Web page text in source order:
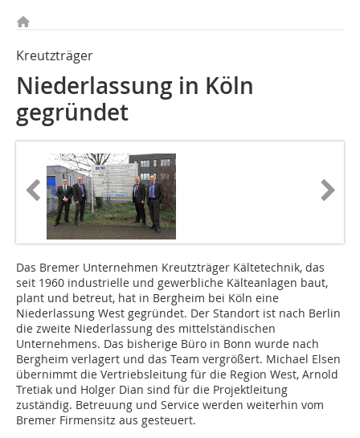
Kreutzträger
Niederlassung in Köln
gegründet
Das Bremer Unternehmen Kreutzträger Kältetechnik, das
seit 1960 industrielle und gewerbliche Kälteanlagen baut,
plant und betreut, hat in Bergheim bei Köln eine
Niederlassung West gegründet. Der Standort ist nach Berlin
die zweite Niederlassung des mittelständischen
Unternehmens. Das bisherige Büro in Bonn wurde nach
Bergheim verlagert und das Team vergrößert. Michael Elsen
übernimmt die Vertriebsleitung für die Region West, Arnold
Tretiak und Holger Dian sind für die Projektleitung
zuständig. Betreuung und Service werden weiterhin vom
Bremer Firmensitz aus gesteuert.